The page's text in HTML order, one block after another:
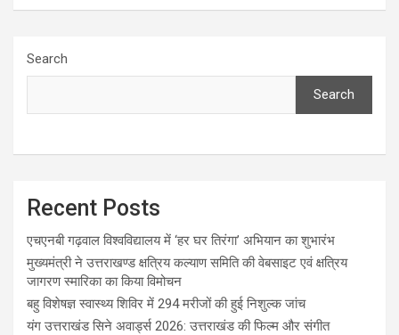
Search
Search
Recent Posts
एचएनबी गढ़वाल विश्वविद्यालय में ‘हर घर तिरंगा’ अभियान का शुभारंभ
मुख्यमंत्री ने उत्तराखण्ड क्षत्रिय कल्याण समिति की वेबसाइट एवं क्षत्रिय
जागरण स्मारिका का किया विमोचन
बहु विशेषज्ञ स्वास्थ्य शिविर में 294 मरीजों की हुई निशुल्क जांच
यंग उत्तराखंड सिने अवार्ड्स 2026: उत्तराखंड की फिल्म और संगीत